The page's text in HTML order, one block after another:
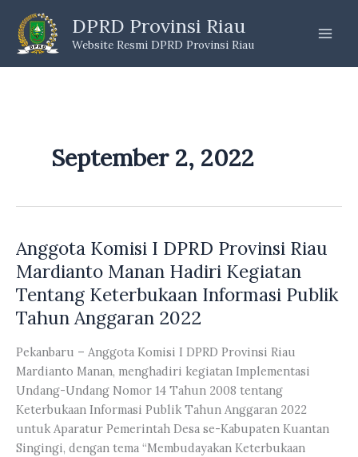
content
DPRD Provinsi Riau
Website Resmi DPRD Provinsi Riau
September 2, 2022
Anggota Komisi I DPRD Provinsi Riau
Mardianto Manan Hadiri Kegiatan
Tentang Keterbukaan Informasi Publik
Tahun Anggaran 2022
Pekanbaru – Anggota Komisi I DPRD Provinsi Riau
Mardianto Manan, menghadiri kegiatan Implementasi
Undang-Undang Nomor 14 Tahun 2008 tentang
Keterbukaan Informasi Publik Tahun Anggaran 2022
untuk Aparatur Pemerintah Desa se-Kabupaten Kuantan
Singingi, dengan tema “Membudayakan Keterbukaan